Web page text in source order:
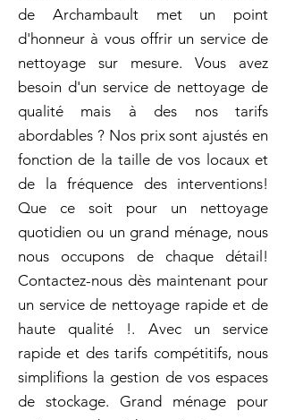
de Archambault met un point
d'honneur à vous offrir un service de
nettoyage sur mesure. Vous avez
besoin d'un service de nettoyage de
qualité mais à des nos tarifs
abordables ? Nos prix sont ajustés en
fonction de la taille de vos locaux et
de la fréquence des interventions!
Que ce soit pour un nettoyage
quotidien ou un grand ménage, nous
nous occupons de chaque détail!
Contactez-nous dès maintenant pour
un service de nettoyage rapide et de
haute qualité !. Avec un service
rapide et des tarifs compétitifs, nous
simplifions la gestion de vos espaces
de stockage. Grand ménage pour